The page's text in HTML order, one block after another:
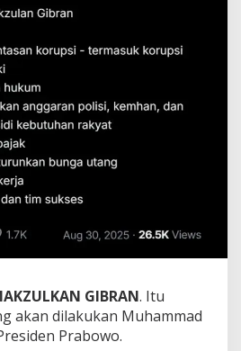
GIBRAN. Itu
akan dilakukan Muhammad
Prabowo.